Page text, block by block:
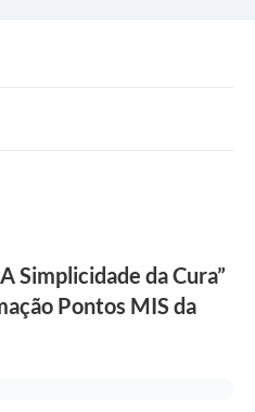
Simplicidade da Cura”
Pontos MIS da